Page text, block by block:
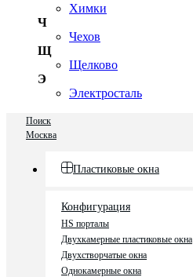
Химки
Ч
Чехов
Щ
Щелково
Э
Электросталь
Поиск
Москва
Пластиковые окна
Конфигурация
HS порталы
Двухкамерные пластиковые окна
Двухстворчатые окна
Однокамерные окна